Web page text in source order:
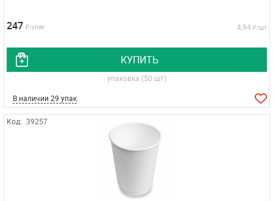
247 ₽/упак 4,94 ₽/шт
КУПИТЬ
упаковка (50 шт)
В наличии 29 упак
Код: 39257